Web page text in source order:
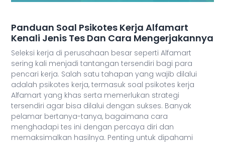
Panduan Soal Psikotes Kerja Alfamart
Kenali Jenis Tes Dan Cara Mengerjakannya
Seleksi kerja di perusahaan besar seperti Alfamart
sering kali menjadi tantangan tersendiri bagi para
pencari kerja. Salah satu tahapan yang wajib dilalui
adalah psikotes kerja, termasuk soal psikotes kerja
Alfamart yang khas serta memerlukan strategi
tersendiri agar bisa dilalui dengan sukses. Banyak
pelamar bertanya-tanya, bagaimana cara
menghadapi tes ini dengan percaya diri dan
memaksimalkan hasilnya. Penting untuk dipahami